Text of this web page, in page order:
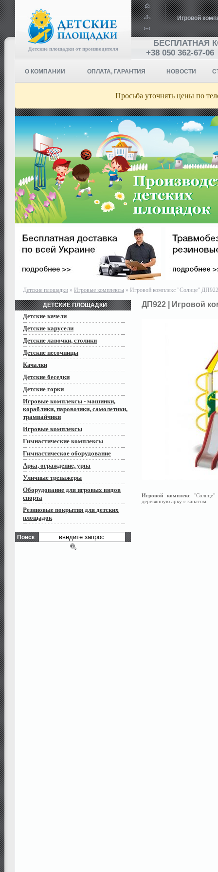
Детские площадки от производителя
Игровой
БЕСПЛАТНАЯ
+38 050 362-67-06
О КОМПАНИИ ОПЛАТА, ГАРАНТИЯ НОВОСТИ
Просьба уточнять цены по
Детские площадки » Игровые комплексы » Игровой комплекс "Солнце" ДП922
ДЕТСКИЕ ПЛОЩАДКИ
Детские качели
Детские карусели
Детские лавочки, столики
Детские песочницы
Качалки
Детские беседки
Детские горки
Игровые комплексы - машинки,
кораблики, паровозики, самолетики,
трамвайчики
Игровые комплексы
Гимнастические комплексы
Гимнастическое оборудование
Арка, ограждение, урна
Уличные тренажеры
Оборудование для игровых видов
спорта
Резиновые покрытия для детских
площадок
Поиск
ДП922 | Игровой
Игровой комплекс"Солнце"
деревянную арку с канатом.